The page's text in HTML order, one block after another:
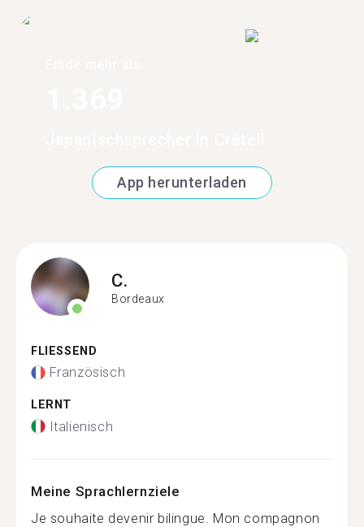
App herunterladen
C.
Bordeaux
FLIESSEND
Französisch
LERNT
Italienisch
Meine Sprachlernziele
Je souhaite devenir bilingue. Mon compagnon